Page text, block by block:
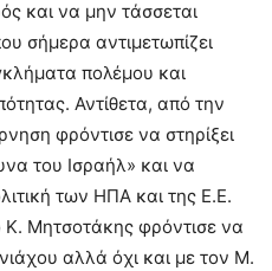
και να μην τάσσεται
σήμερα αντιμετωπίζει
πολέμου και
Αντίθετα, από την
φρόντισε να στηρίξει
του Ισραήλ» και να
των ΗΠΑ και της Ε.Ε.
Μητσοτάκης φρόντισε να
αλλά όχι και με τον Μ.